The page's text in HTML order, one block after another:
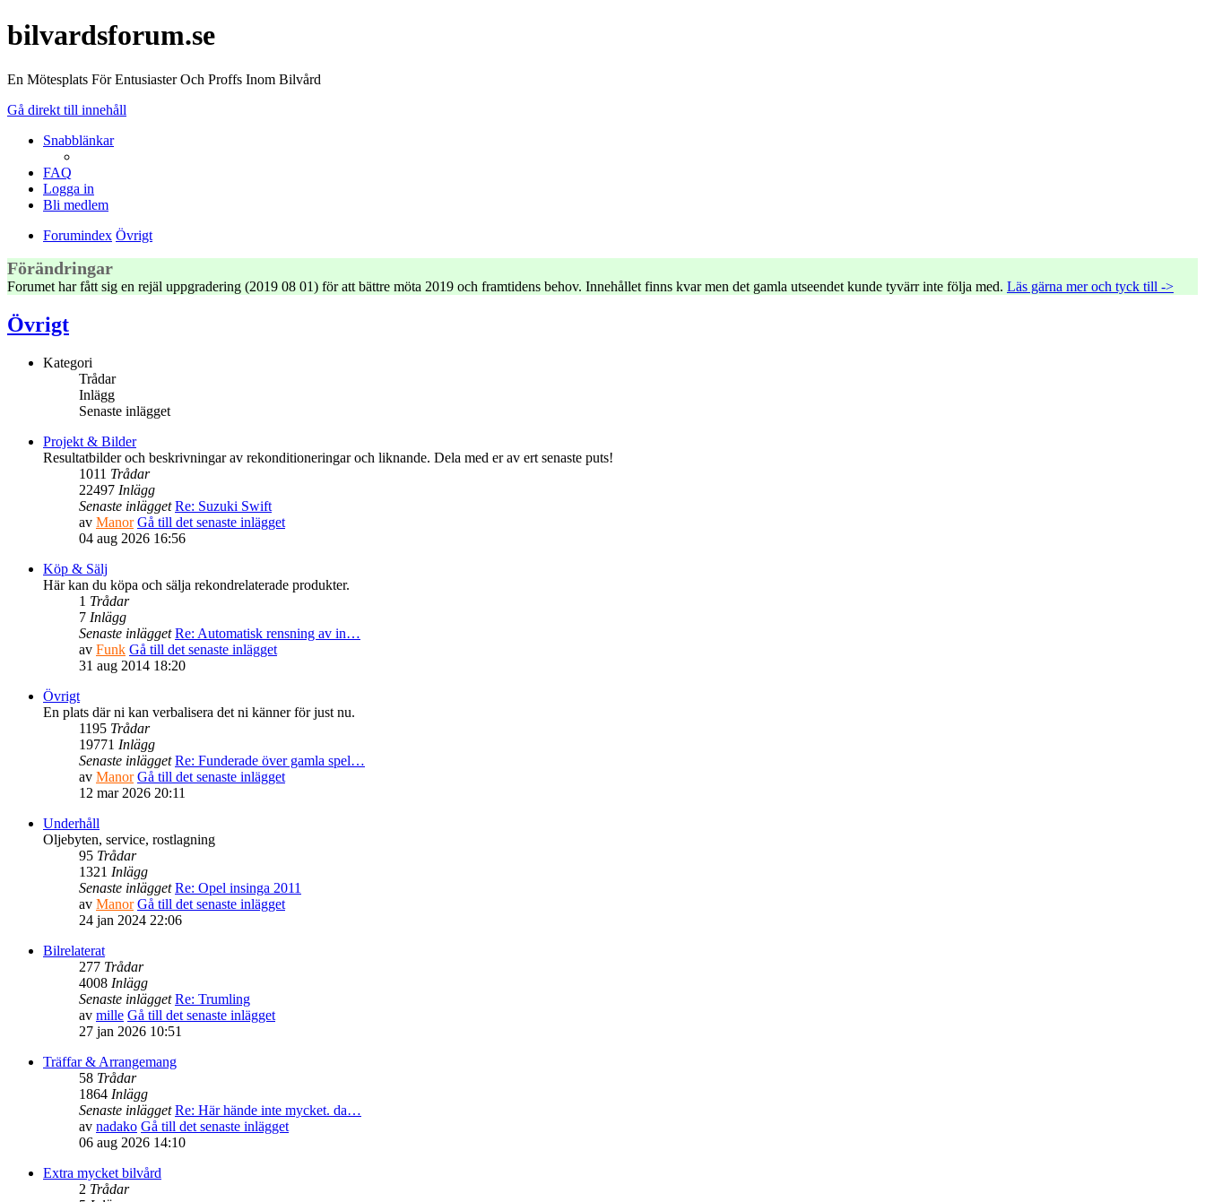
bilvardsforum.se
En Mötesplats För Entusiaster Och Proffs Inom Bilvård
Gå direkt till innehåll
Snabblänkar
FAQ
Logga in
Bli medlem
Forumindex Övrigt
Förändringar
Forumet har fått sig en rejäl uppgradering (2019 08 01) för att bättre möta 2019 och framtidens behov. Innehållet finns kvar men det gamla utseendet kunde tyvärr inte följa med. Läs gärna mer och tyck till ->
Övrigt
Kategori
Trådar
Inlägg
Senaste inlägget
Projekt & Bilder
Resultatbilder och beskrivningar av rekonditioneringar och liknande. Dela med er av ert senaste puts!
1011 Trådar
22497 Inlägg
Senaste inlägget Re: Suzuki Swift
av Manor Gå till det senaste inlägget
04 aug 2026 16:56
Köp & Sälj
Här kan du köpa och sälja rekondrelaterade produkter.
1 Trådar
7 Inlägg
Senaste inlägget Re: Automatisk rensning av in…
av Funk Gå till det senaste inlägget
31 aug 2014 18:20
Övrigt
En plats där ni kan verbalisera det ni känner för just nu.
1195 Trådar
19771 Inlägg
Senaste inlägget Re: Funderade över gamla spel…
av Manor Gå till det senaste inlägget
12 mar 2026 20:11
Underhåll
Oljebyten, service, rostlagning
95 Trådar
1321 Inlägg
Senaste inlägget Re: Opel insinga 2011
av Manor Gå till det senaste inlägget
24 jan 2024 22:06
Bilrelaterat
277 Trådar
4008 Inlägg
Senaste inlägget Re: Trumling
av mille Gå till det senaste inlägget
27 jan 2026 10:51
Träffar & Arrangemang
58 Trådar
1864 Inlägg
Senaste inlägget Re: Här hände inte mycket. da…
av nadako Gå till det senaste inlägget
06 aug 2026 14:10
Extra mycket bilvård
2 Trådar